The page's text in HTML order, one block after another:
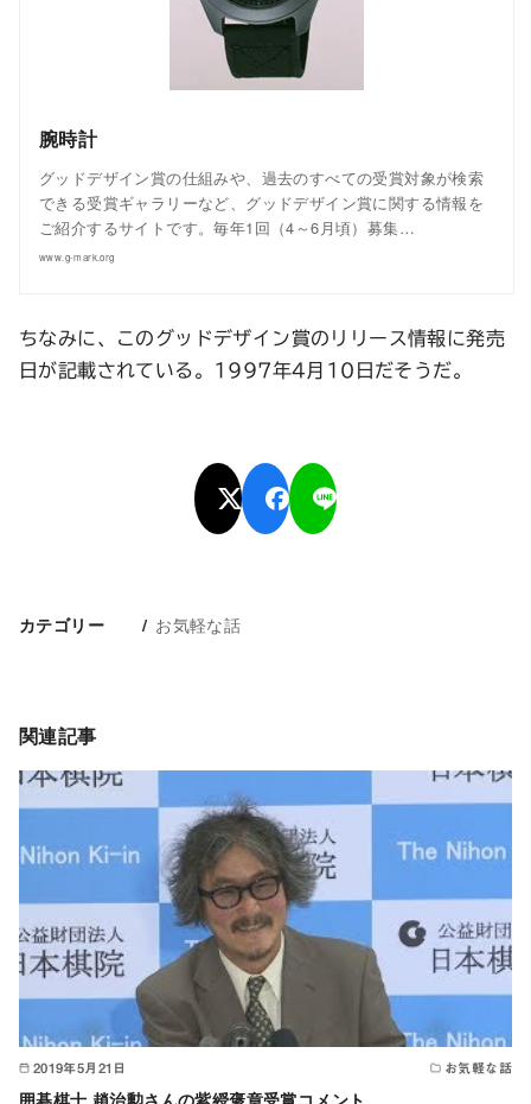
腕時計
グッドデザイン賞の仕組みや、過去のすべての受賞対象が検索
できる受賞ギャラリーなど、グッドデザイン賞に関する情報を
ご紹介するサイトです。毎年1回（4～6月頃）募集…
www.g-mark.org
ちなみに、このグッドデザイン賞のリリース情報に発売
日が記載されている。1997年4月10日だそうだ。
カテゴリー お気軽な話
関連記事
2019年5月21日 お気軽な話